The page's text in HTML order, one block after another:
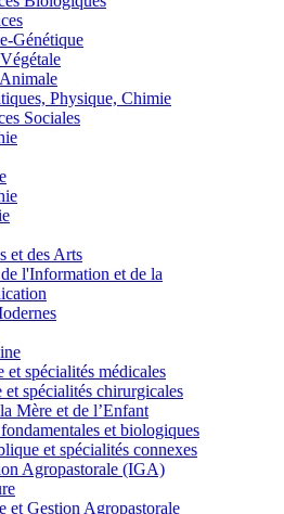
Génétique
Physique, Chimie
Sociales
et des Arts
l'Information et de la
et spécialités médicales
spécialités chirurgicales
Mère et de l’Enfant
et biologiques
et spécialités connexes
Agropastorale (IGA)
et Gestion Agropastorale